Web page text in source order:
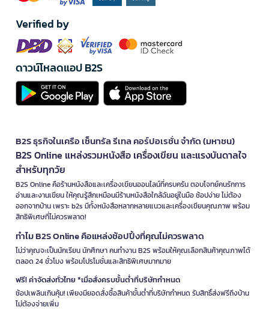
Verified by
ดาวน์โหลดแอป B2S
B2S ธุรกิจในเครือ เซ็นทรัล รีเทล คอร์ปอเรชั่น จำกัด (มหาชน)
B2S Online แหล่งรวมหนังสือ เครื่องเขียน และแรงบันดาลใจ
สำหรับทุกวัย
B2S Online คือร้านหนังสือและเครื่องเขียนออนไลน์ที่ครบครัน ตอบโจทย์คนรักการ
อ่านและงานเขียน ให้คุณรู้สึกเหมือนมีร้านหนังสือใกล้ฉันอยู่ในมือ ช้อปง่าย ไม่ต้อง
ออกจากบ้าน เพราะ b2s มีทั้งหนังสือหลากหลายแนวและเครื่องเขียนคุณภาพ พร้อม
สิทธิพิเศษที่ไม่ควรพลาด!
ทำไม B2S Online คือแหล่งช้อปปิ้งที่คุณไม่ควรพลาด
ไม่ว่าคุณจะเป็นนักเรียน นักศึกษา คนทำงาน B2S พร้อมให้คุณเลือกสินค้าคุณภาพได้
ตลอด 24 ชั่วโมง พร้อมโปรโมชั่นและสิทธิพิเศษมากมาย
ฟรี! ค่าจัดส่งทั่วไทย *เมื่อสั่งครบขั้นต่ำที่บริษัทกำหนด
ช้อปเพลินเกินคุ้ม! เพียงมียอดสั่งซื้อสินค้าขั้นต่ำที่บริษัทกำหนด รับสิทธิ์ส่งฟรีถึงบ้าน
ไม่ต้องจ่ายเพิ่ม